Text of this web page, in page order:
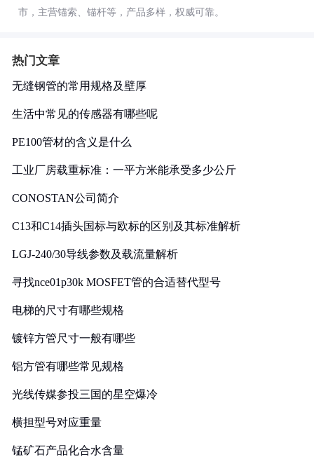
市，主营锚索、锚杆等，产品多样，权威可靠。
热门文章
无缝钢管的常用规格及壁厚
生活中常见的传感器有哪些呢
PE100管材的含义是什么
工业厂房载重标准：一平方米能承受多少公斤
CONOSTAN公司简介
C13和C14插头国标与欧标的区别及其标准解析
LGJ-240/30导线参数及载流量解析
寻找nce01p30k MOSFET管的合适替代型号
电梯的尺寸有哪些规格
镀锌方管尺寸一般有哪些
铝方管有哪些常见规格
光线传媒参投三国的星空爆冷
横担型号对应重量
锰矿石产品化合水含量